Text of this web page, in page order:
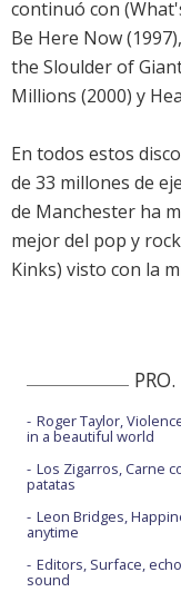
continuó con
Be Here Now
the Sloulder of
Millions (2000) y
En todos estos
de 33 millones de
de Manchester ha
mejor del pop y
Kinks) visto con la
Roger Taylor,
in a beautiful world
Los Zigarros, Carne
patatas
Leon Bridges,
anytime
Editors, Surface,
sound